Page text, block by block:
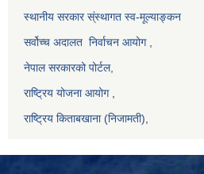
स्थानीय सरकार स्ंस्थागत स्व-मूल्याङ्कन
सर्वोच्च अदालत निर्वाचन आयोग,
नेपाल सरकारको पोर्टल,
राष्ट्रिय योजना आयोग,
राष्ट्रिय किताबखाना (निजामती)